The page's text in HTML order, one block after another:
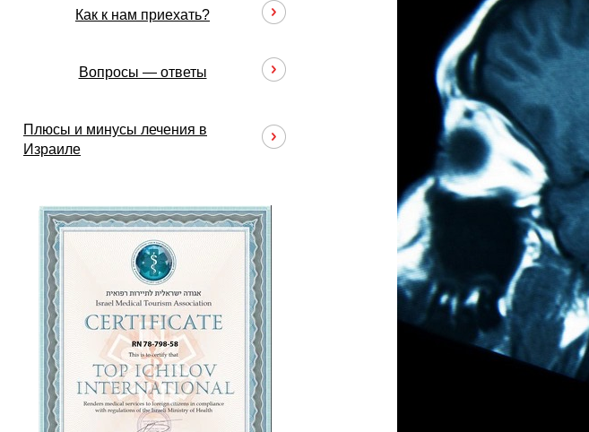
Как к нам приехать?
Вопросы — ответы
Плюсы и минусы лечения в
Израиле